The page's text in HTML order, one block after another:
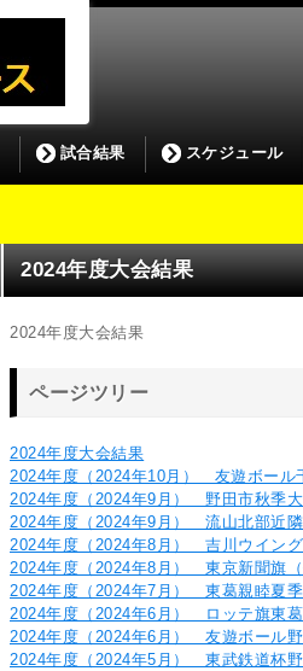
試合結果 スケジュール
2024年度大会結果
2024年度大会結果
ページツリー
2024年度大会結果
2024年度（2024年10月） 友遊ボール
2024年度（2024年9月） 野田市秋季大
2024年度（2024年9月） 流山北部近
2024年度（2024年8月） 吉川ウイング
2024年度（2024年8月） 東京新聞旗（
2024年度（2024年7月） 東葛親睦夏季
2024年度（2024年6月） ロッテ旗東葛
2024年度（2024年6月） 友遊ボール野
2024年度（2024年5月） 東武鉄道杯野